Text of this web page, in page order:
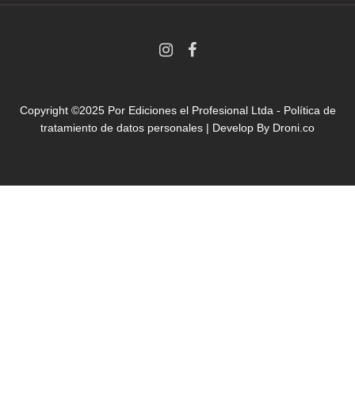
Copyright ©2025 Por Ediciones el Profesional Ltda - Política de
tratamiento de datos personales | Develop By Droni.co